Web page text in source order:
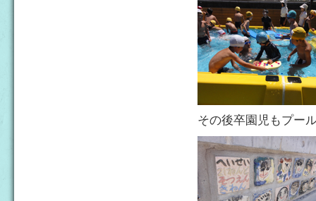
その後卒園児もプー